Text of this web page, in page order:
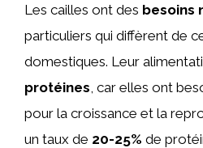
Les cailles ont des besoins
particuliers qui diffèrent de
domestiques. Leur
protéines , car elles ont
pour la croissance et la
un taux de 20-25% de